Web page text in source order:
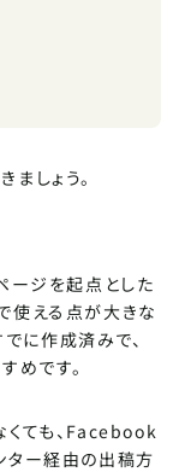
しょう。
ジを起点とした
使える点が大きな
に作成済みで、
めです。
くても、Facebook
ター経由の出稿方